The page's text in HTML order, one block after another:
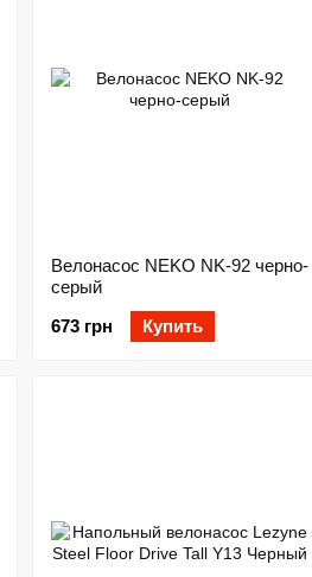
Велонасос NEKO NK-92 черно-
серый
673 грн
Купить